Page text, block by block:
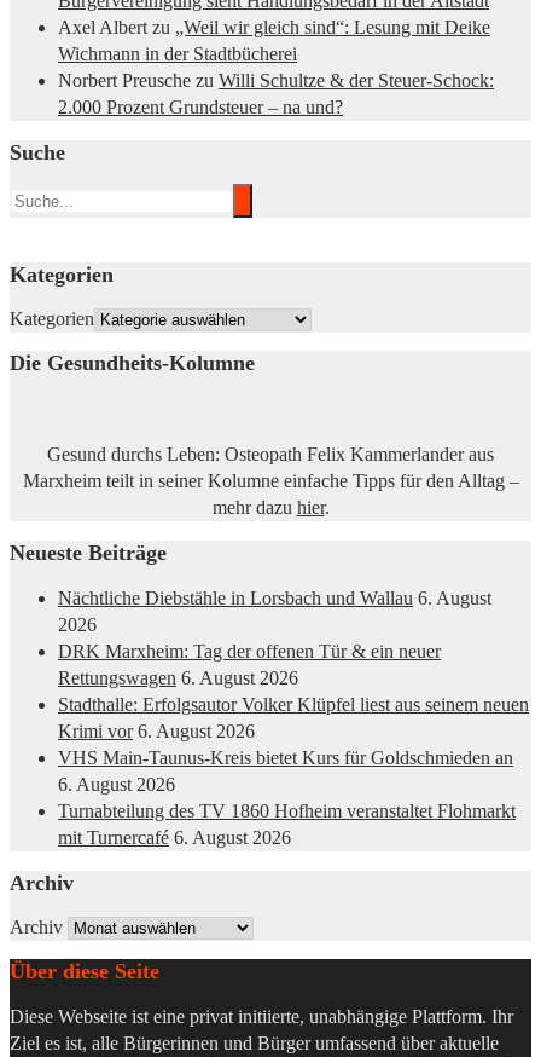
Axel Albert zu „Weil wir gleich sind“: Lesung mit Deike
Wichmann in der Stadtbücherei
Norbert Preusche zu Willi Schultze & der Steuer-Schock:
2.000 Prozent Grundsteuer – na und?
Suche
Kategorien
Kategorien
Die Gesundheits-Kolumne
Gesund durchs Leben: Osteopath Felix Kammerlander aus
Marxheim teilt in seiner Kolumne einfache Tipps für den Alltag –
mehr dazu hier.
Neueste Beiträge
Nächtliche Diebstähle in Lorsbach und Wallau 6. August
2026
DRK Marxheim: Tag der offenen Tür & ein neuer
Rettungswagen 6. August 2026
Stadthalle: Erfolgsautor Volker Klüpfel liest aus seinem neuen
Krimi vor 6. August 2026
VHS Main-Taunus-Kreis bietet Kurs für Goldschmieden an
6. August 2026
Turnabteilung des TV 1860 Hofheim veranstaltet Flohmarkt
mit Turnercafé 6. August 2026
Archiv
Archiv
Über diese Seite
Diese Webseite ist eine privat initiierte, unabhängige Plattform. Ihr
Ziel es ist, alle Bürgerinnen und Bürger umfassend über aktuelle